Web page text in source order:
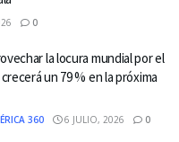
0
la locura mundial por el
un 79 % en la próxima
360 6 JULIO, 2026 0